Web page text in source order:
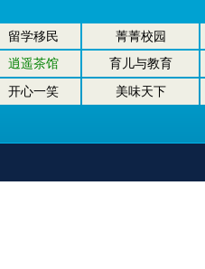
留学移民 菁菁校园
逍遥茶馆 育儿与教育
开心一笑 美味天下